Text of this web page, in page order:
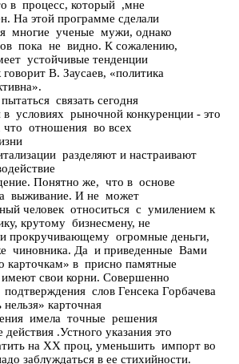
в процесс, который ,мне
На этой программе сделали
многие ученые мужи, однако
пока не видно. К сожалению,
устойчивые тенденции
В. Заусаев, «политика
связать сегодня
условиях рыночной конкуренции - это
что отношения во всех
разделяют и настраивают
Понятно же, что в основе
выживание. И не может
человек относиться с умилением к
крутому бизнесмену, не
прокручивающему огромные деньги,
чиновника. Да и приведенные Вами
в присно памятные
свои корни. Совершенно
слов Генсека Горбачева
карточная
имела точные решения
.Устного указания это
на ХХ проц, уменьшить импорт во
заблуждаться в ее стихийности.